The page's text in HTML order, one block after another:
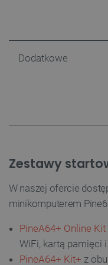
Dodatkowe
Zestawy
W naszej ofercie
minikomputerem
PineA64+ Online Kit
WiFi, kartą pamięci
PineA64+ Kit+ z